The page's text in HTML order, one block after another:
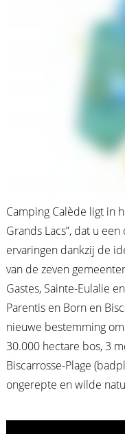
Camping Calède ligt in
Grands Lacs”, dat u
ervaringen dankzij de
van de zeven
Gastes, Sainte-Eulalie
Parentis en Born en
nieuwe bestemming
30.000 hectare bos, 3
Biscarrosse-Plage
ongerepte en wilde